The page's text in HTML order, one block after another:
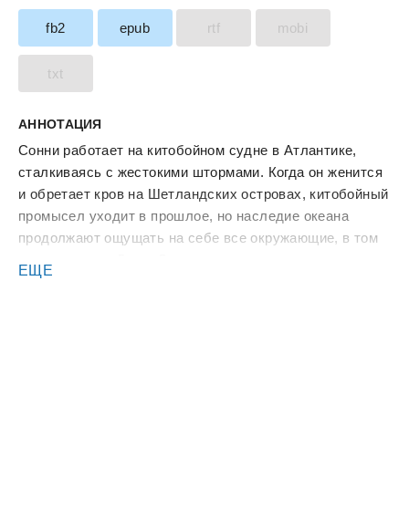
fb2 epub rtf mobi
txt
АННОТАЦИЯ
Сонни работает на китобойном судне в Атлантике,
сталкиваясь с жестокими штормами. Когда он женится
и обретает кров на Шетландских островах, китобойный
промысел уходит в прошлое, но наследие океана
продолжают ощущать на себе все окружающие, в том
доме. Он одинок, и его главная страсть – музыка в
ЕЩЕ